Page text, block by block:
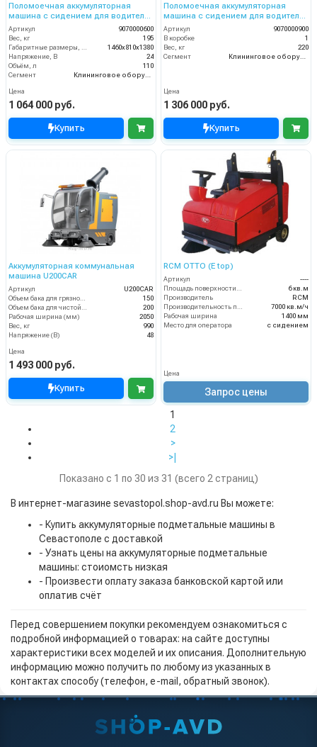
Поломоечная аккумуляторная
машина с сидением для водителя
Comet CRS 85BYT; без АКБ ЗУ
Артикул
9070000600
Вес, кг
195
1460x810x1380
Напряжение, В
24
Объём, л
110
Сегмент
Цена
1 064 000 руб.
Купить
Поломоечная аккумуляторная
машина с сидением для водителя
Comet CRS 90BT; без АКБ и ЗУ
Артикул
9070000900
В коробке
1
Вес, кг
220
Сегмент
Цена
1 306 000 руб.
Купить
Аккумуляторная коммунальная
машина U200CAR
Артикул
U200CAR
Объем бака для грязной воды, л
150
Объем бака для чистой воды, л
200
Рабочая ширина (мм)
2050
Вес, кг
990
Напряжение (В)
48
Цена
1 493 000 руб.
Купить
RCM OТТО (E top)
Артикул
----
Площадь поверхности фильтра
6 кв.м
Производитель
RCM
Производительность по площади
7000 кв.м/ч
Рабочая ширина
1400 мм
Место для оператора
с сидением
Цена
Запрос цены
1
2
>
>|
Показано с 1 по 30 из 31 (всего 2 страниц)
В интернет-магазине sevastopol.shop-avd.ru Вы можете:
- Купить аккумуляторные подметальные машины в
Севастополе с доставкой
- Узнать цены на аккумуляторные подметальные
машины: стоиомсть низкая
- Произвести оплату заказа банковской картой или
оплатив счёт
Перед совершением покупки рекомендуем ознакомиться с
подробной информацией о товарах: на сайте доступны
характеристики всех моделей и их описания. Дополнительную
информацию можно получить по любому из указанных в
контактах способу (телефон, e-mail, обратный звонок).